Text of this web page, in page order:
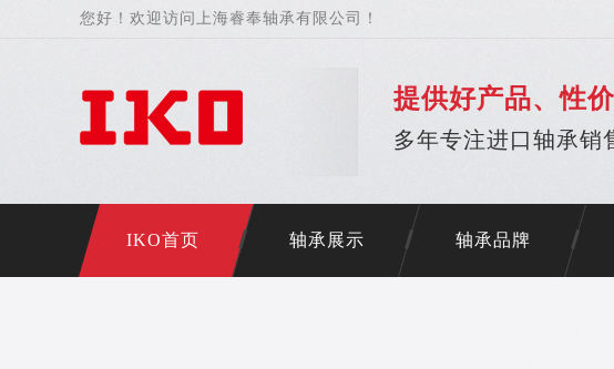
您好！欢迎访问上海睿奉轴承有限公司！
提供好产品、性
多年专注进口轴承销
IKO首页 轴承展示 轴承品牌